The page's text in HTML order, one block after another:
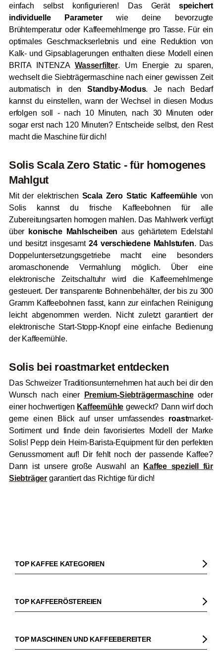
einfach selbst konfigurieren! Das Gerät speichert
individuelle Parameterwie deine bevorzugte
Brühtemperatur oder Kaffeemehlmenge pro Tasse. Für ein
optimales Geschmackserlebnis und eine Reduktion von
Kalk- und Gipsablagerungen enthalten diese Modell einen
BRITA INTENZAWasserfilter. Um Energie zu sparen,
wechselt die Siebträgermaschine nach einer gewissen Zeit
automatisch in den Standby-Modus. Je nach Bedarf
kannst du einstellen, wann der Wechsel in diesen Modus
erfolgen soll - nach 10 Minuten, nach 30 Minuten oder
sogar erst nach 120 Minuten? Entscheide selbst, den Rest
macht die Maschine für dich!
Solis Scala Zero Static - für homogenes
Mahlgut
Mit der elektrischen Scala Zero Static Kaffeemühlevon
Solis kannst du frische Kaffeebohnen für alle
Zubereitungsarten homogen mahlen. Das Mahlwerk verfügt
über
konische Mahlscheiben aus gehärtetem Edelstahl
und besitzt insgesamt 24 verschiedene Mahlstufen. Das
Doppeluntersetzungsgetriebe macht eine besonders
aromaschonende Vermahlung möglich. Über eine
elektronische Zeitschaltuhr wird die Kaffeemehlmenge
gesteuert. Der transparente Bohnenbehälter, der bis zu 300
Gramm Kaffeebohnen fasst, kann zur einfachen Reinigung
leicht abgenommen werden. Nicht zuletzt garantiert der
elektronische Start-Stopp-Knopf eine einfache Bedienung
der Kaffeemühle.
Solis bei roastmarket entdecken
Das Schweizer Traditionsunternehmen hat auch bei dir den
Wunsch nach einer
Premium-Siebträgermaschineoder
einer hochwertigen Kaffeemühle geweckt? Dann wirf doch
gerne einen Blick auf unser umfassendes roastmarket-
Sortiment und finde dein favorisiertes Modell der Marke
Solis! Pepp dein Heim-Barista-Equipment für den perfekten
Genussmoment auf! Dir fehlt noch der passende Kaffee?
Dann ist unsere große Auswahl an
Kaffee speziell für
Siebträger garantiert das Richtige für dich!
TOP KAFFEE KATEGORIEN
Kaffeebohnen
Bio Kaffee
Entkoffeinierter Kaffee
TOP KAFFEERÖSTEREIEN
Dinzler
Elbgold
TOP MASCHINEN UND KAFFEEBEREITER